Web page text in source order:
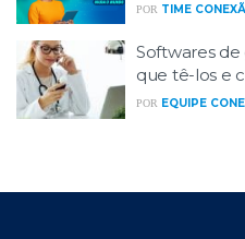
POR TIME
Softwares
que tê-los e
POR EQUIPE